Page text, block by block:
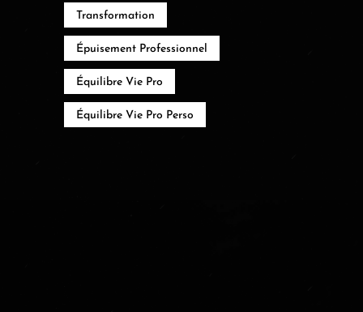
Transformation
Épuisement Professionnel
Équilibre Vie Pro
Équilibre Vie Pro Perso